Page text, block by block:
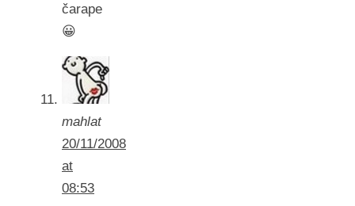
čarape
😀
mahlat
20/11/2008
at
08:53